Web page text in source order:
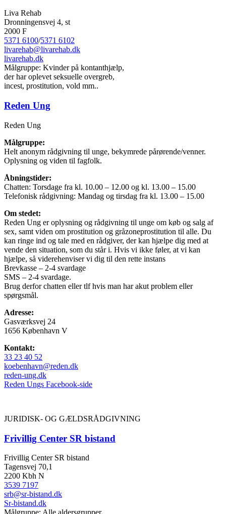
Liva Rehab
Dronningensvej 4, st
2000 F
5371 6100/5371 6102
livarehab@livarehab.dk
livarehab.dk
Målgruppe: Kvinder på kontanthjælp,
der har oplevet seksuelle overgreb,
incest, prostitution, vold mm..
Reden Ung
Reden Ung
Målgruppe:
Helt anonym rådgivning til unge, bekymrede pårørende/venner.
Oplysning og viden til fagfolk.
Åbningstider:
Chatten: Torsdage fra kl. 10.00 – 12.00 og kl. 13.00 – 15.00
Telefonisk rådgivning: Mandag og tirsdag fra kl. 13.00 – 15.00
Om stedet:
Reden Ung er oplysning og rådgivning til unge om køb og salg af
sex, samt viden om prostitution og gråzoneprostitution til alle. Du
kan ringe ind og tale med en rådgiver, der kan hjælpe dig med at
vende den situation, som du står i. Hvis vi ikke føler, at vi kan
hjælpe, så viderehenviser vi dig til den rette instans
Brevkasse – 2-4 svardage
SMS – 2-4 svardage.
Brug derfor chatten eller tlf hvis man har akut problem eller
spørgsmål.
Adresse:
Gasværksvej 24
1656 København V
Kontakt:
33 23 40 52
koebenhavn@reden.dk
reden-ung.dk
Reden Ungs Facebook-side
JURIDISK- OG GÆLDSRÅDGIVNING
Frivillig Center SR bistand
Frivillig Center SR bistand
Tagensvej 70,1
2200 Kbh N
3539 7197
srb@sr-bistand.dk
Sr-bistand.dk